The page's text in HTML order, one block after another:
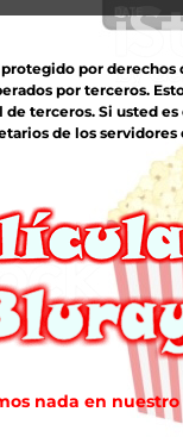
por
por terceros.
terceros. Si usted
de los servidores
nada en nuestro